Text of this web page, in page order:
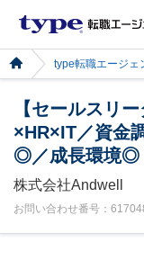
type転職エージェ
【セールスリ
×HR×IT／資金
◎／成長環境◎
株式会社Andwell
お問い合わせ番号：